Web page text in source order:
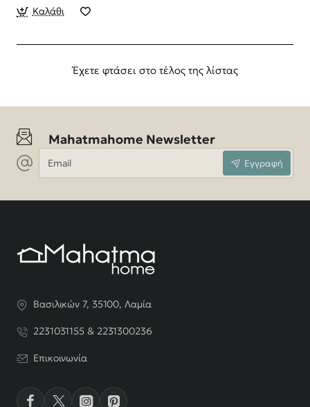
Καλάθι
Έχετε φτάσει στο τέλος της λίστας
Mahatmahome Newsletter
Εγγραφή
Βασιλικών 7, 35100, Λαμία
2231031155 & 2231300236
Επικοινωνία